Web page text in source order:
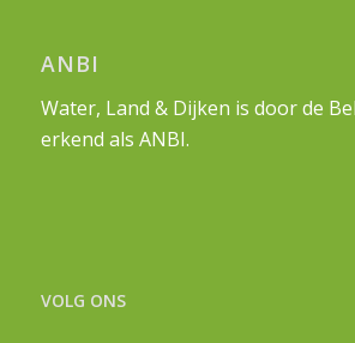
ANBI
Water, Land & Dijken is door de
erkend als ANBI.
VOLG ONS